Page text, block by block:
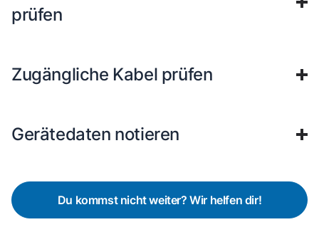
prüfen
Zugängliche Kabel prüfen
Gerätedaten notieren
Du kommst nicht weiter? Wir helfen dir!